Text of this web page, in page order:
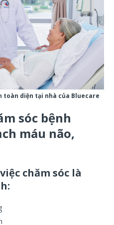
toàn diện tại nhà của Bluecare
sóc bệnh
máu não,
chăm sóc là